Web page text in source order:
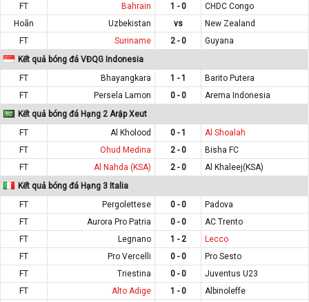
FT
Bahrain 1 - 0
CHDC Congo
Hoãn
Uzbekistan vs
New Zealand
FT
Suriname 2 - 0
Guyana
Kết quả bóng đá VĐQG Indonesia
FT
Bhayangkara 1 - 1
Barito Putera
FT
Persela Lamon 0 - 0
Arema Indonesia
Kết quả bóng đá Hạng 2 Arập Xeut
FT
Al Kholood 0 - 1
Al Shoalah
FT
Ohud Medina 2 - 0
Bisha FC
FT
Al Nahda (KSA) 2 - 0
Al Khaleej(KSA)
Kết quả bóng đá Hạng 3 Italia
FT
Pergolettese 0 - 0
Padova
FT
Aurora Pro Patria 0 - 0
AC Trento
FT
Legnano 1 - 2
Lecco
FT
Pro Vercelli 0 - 0
Pro Sesto
FT
Triestina 0 - 0
Juventus U23
FT
Alto Adige 1 - 0
Albinoleffe